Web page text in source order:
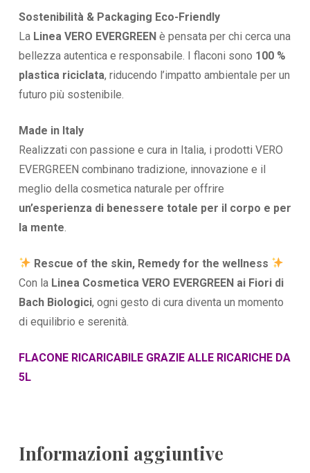
Sostenibilità & Packaging Eco-Friendly
La Linea VERO EVERGREENè pensata per chi cerca una
bellezza autentica e responsabile. I flaconi sono 100 %
plastica riciclata, riducendo l’impatto ambientale per un
futuro più sostenibile.
Made in Italy
Realizzati con passione e cura in Italia, i prodotti VERO
EVERGREEN combinano tradizione, innovazione e il
meglio della cosmetica naturale per offrire
un’esperienza di benessere totale per il corpo e per
la mente
Rescue of the skin, Remedy for the wellness
Con la Linea Cosmetica VERO EVERGREEN ai Fiori di
Bach Biologici, ogni gesto di cura diventa un momento
di equilibrio e serenità.
FLACONE RICARICABILE GRAZIE ALLE RICARICHE DA
5L
Informazioni aggiuntive